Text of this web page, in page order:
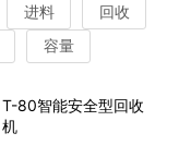
进料
回收
容量
T-80智能安全型回收
机